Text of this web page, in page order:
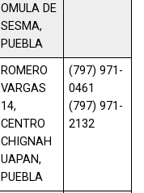
OMULA DE
SESMA,
PUEBLA
ROMERO
VARGAS
14,
CENTRO
CHIGNAH
UAPAN,
PUEBLA
(797) 971-
0461
(797) 971-
2132